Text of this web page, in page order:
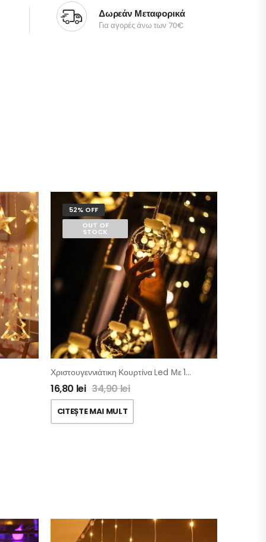
Δωρεάν Μεταφορικά
Για αγορές άνω των 70€
52% OFF
OUT OF
STOCK
Χριστουγεννιάτικη Κουρτίνα Led Με 10 Μπάλες
16,80 lei 34,90lei
CITEȘTE MAI MULT